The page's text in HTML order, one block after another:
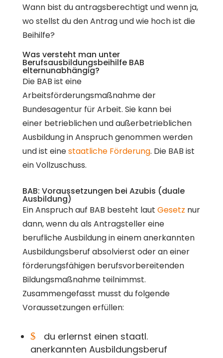
Wann bist du antragsberechtigt und wenn ja,
wo stellst du den Antrag und wie hoch ist die
Beihilfe?
Was versteht man unter
Berufsausbildungsbeihilfe BAB
elternunabhängig?
Die BAB ist eine
Arbeitsförderungsmaßnahme der
Bundesagentur für Arbeit. Sie kann bei
einer betrieblichen und außerbetrieblichen
Ausbildung in Anspruch genommen werden
und ist einestaatliche Förderung. Die BAB ist
ein Vollzuschuss.
BAB: Voraussetzungen bei Azubis (duale
Ausbildung)
Ein Anspruch auf BAB besteht laut Gesetz nur
dann, wenn du als Antragsteller eine
berufliche Ausbildung in einem anerkannten
Ausbildungsberuf absolvierst oder an einer
förderungsfähigen berufsvorbereitenden
Bildungsmaßnahme teilnimmst.
Zusammengefasst musst du folgende
Voraussetzungen erfüllen:
$
du erlernst einen staatl.
anerkannten Ausbildungsberuf